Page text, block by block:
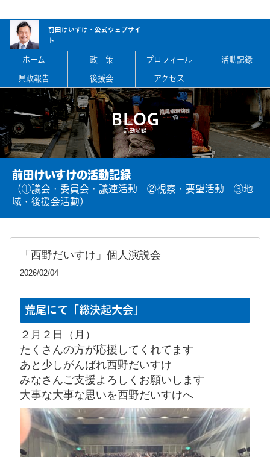
前田けいすけ・ 公式ウェブサイ
ト
ホーム 政 策 プロフィール
活動記録
県政報告
後援会 アクセス
BLOG
活動記録
前田けいすけの活動記録
（①議会・委員会・議連活動 ②視察・要望活動 ③地
域・後援会活動）
「西野だいすけ」個人演説会
2026/02/04
荒尾にて「総決起大会」
２月２日（月）
たくさんの方が応援してくれてます
あと少しがんばれ西野だいすけ
みなさんご支援よろしくお願いします
大事な大事な思いを西野だいすけへ